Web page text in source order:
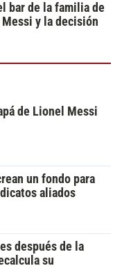
bar de la familia de
y la decisión
de Lionel Messi
un fondo para
aliados
después de la
su